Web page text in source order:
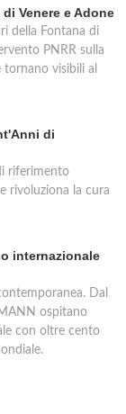
Venere e Adone
della Fontana di
PNRR sulla
visibili al
di
riferimento
rivoluziona la cura
internazionale
Dal
ospitano
con oltre cento